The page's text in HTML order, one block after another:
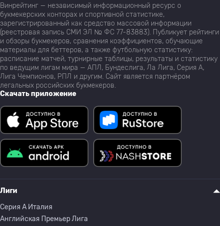
Винрейтинг — независимый информационный ресурс о
букмекерских конторах и спортивной статистике,
зарегистрированный как средство массовой информации
(реестровая запись СМИ ЭЛ № ФС 77-83883). Публикует рейтинги
и обзоры букмекеров, сравнения коэффициентов, обучающие
материалы для беттеров, а также футбольную статистику:
расписание матчей, турнирные таблицы, результаты и статистику
по ведущим лигам мира — АПЛ, Бундеслига, Ла Лига, Серия А,
Лига Чемпионов, РПЛ и другим. Сайт является партнёром
легальных российских букмекеров.
Скачать приложение
Лиги
Серия A Италия
Английская Премьер Лига